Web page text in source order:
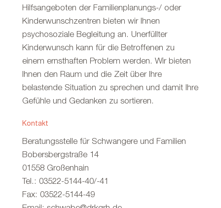
Hilfsangeboten der Familienplanungs-/ oder
Kinderwunschzentren bieten wir Ihnen
psychosoziale Begleitung an. Unerfüllter
Kinderwunsch kann für die Betroffenen zu
einem ernsthaften Problem werden. Wir bieten
Ihnen den Raum und die Zeit über Ihre
belastende Situation zu sprechen und damit Ihre
Gefühle und Gedanken zu sortieren.
Kontakt
Beratungsstelle für Schwangere und Familien
Bobersbergstraße 14
01558 Großenhain
Tel.: 03522-5144-40/-41
Fax: 03522-5144-49